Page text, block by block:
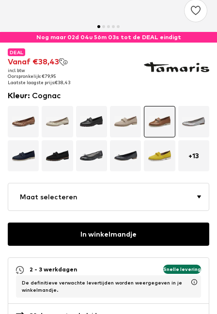
Nog maar 02d 04u 56m 02s tot de DEAL eindigt
DEAL
Vanaf €38,43
incl. btw
Oorspronkelijk: €79,95
Laatste laagste prijs:€38,43
DEAL
Vanaf €38,43
incl. btw
Oorspronkelijk: €79,95
Laatste laagste prijs:€38,43
Kleur: Cognac
+13
Maat selecteren
In winkelmandje
2 - 3 werkdagen Snelle levering
De definitieve verwachte levertijden worden weergegeven in je
winkelmandje.